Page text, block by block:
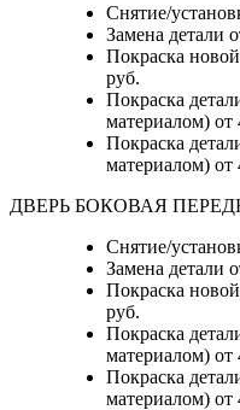
Снятие/
Замена детали
Покраска
руб.
Покраска
материалом) от
Покраска
материалом) от
ДВЕРЬ БОКОВАЯ
Снятие/
Замена детали
Покраска
руб.
Покраска
материалом) от
Покраска
материалом) от